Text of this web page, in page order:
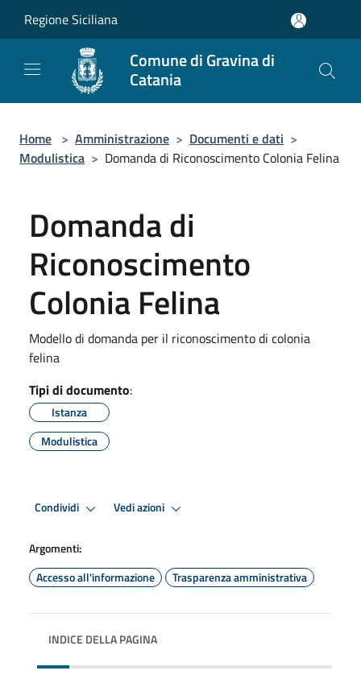
Regione Siciliana
Comune di Gravina di
Catania
Home > Amministrazione > Documenti e dati >
Modulistica > Domanda di Riconoscimento Colonia Felina
Domanda di
Riconoscimento
Colonia Felina
Modello di domanda per il riconoscimento di colonia
felina
Tipi di documento:
Istanza
Modulistica
Condividi Vedi azioni
Argomenti:
Accesso all'informazione
Trasparenza amministrativa
INDICE DELLA PAGINA